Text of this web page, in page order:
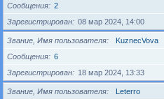
Сообщения
2
Зарегистрирован
08 мар 2024, 14:00
Звание, Имя пользователя
KuznecVova
Сообщения
6
Зарегистрирован
18 мар 2024, 13:33
Звание, Имя пользователя
Leterro